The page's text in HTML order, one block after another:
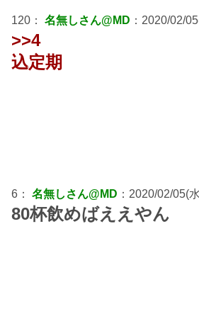
120： 名無しさん@MD ：2020/02/
>>4
込定期
6： 名無しさん@MD ：2020/02/05(
80杯飲めばええやん